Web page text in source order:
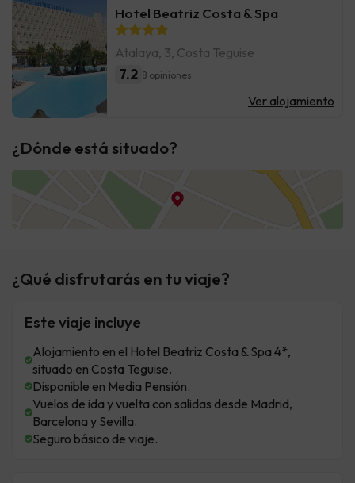
Hotel Beatriz Costa & Spa
Atalaya, 3, Costa Teguise
7.2 8 opiniones
Ver alojamiento
¿Dónde está situado?
¿Qué disfrutarás en tu viaje?
Este viaje incluye
Alojamiento en el Hotel Beatriz Costa & Spa 4*,
situado en Costa Teguise.
Disponible en Media Pensión.
Vuelos de ida y vuelta con salidas desde Madrid,
Barcelona y Sevilla.
Seguro básico de viaje.